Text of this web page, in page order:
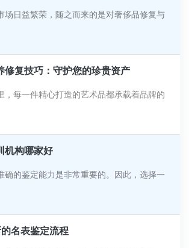
场日益繁荣，随之而来的是对奢侈品修复与
修复技巧：守护您的珍贵资产
，每一件精心打造的艺术品都承载着品牌的
机构哪家好
确的鉴定能力是非常重要的。因此，选择一
名表鉴定流程